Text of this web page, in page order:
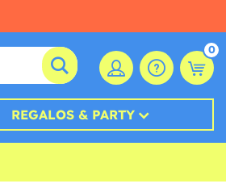
0
REGALOS & PARTY